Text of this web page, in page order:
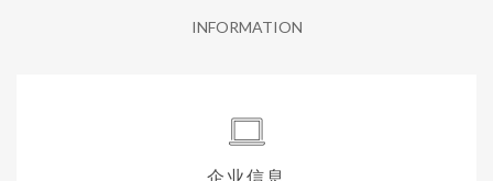
INFORMATION
企业信息